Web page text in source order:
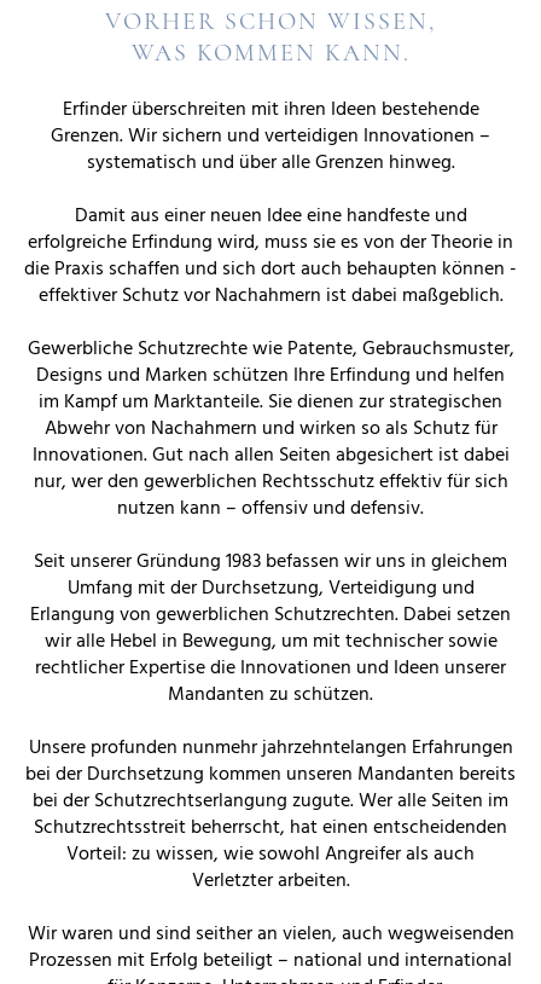
VORHER SCHON WISSEN,
WAS KOMMEN KANN.
Erfinder überschreiten mit ihren Ideen bestehende
Grenzen. Wir sichern und verteidigen Innovationen –
systematisch und über alle Grenzen hinweg.
Damit aus einer neuen Idee eine handfeste und
erfolgreiche Erfindung wird, muss sie es von der Theorie in
die Praxis schaffen und sich dort auch behaupten können -
effektiver Schutz vor Nachahmern ist dabei maßgeblich.
Gewerbliche Schutzrechte wie Patente, Gebrauchsmuster,
Designs und Marken schützen Ihre Erfindung und helfen
im Kampf um Marktanteile. Sie dienen zur strategischen
Abwehr von Nachahmern und wirken so als Schutz für
Innovationen. Gut nach allen Seiten abgesichert ist dabei
nur, wer den gewerblichen Rechtsschutz effektiv für sich
nutzen kann – offensiv und defensiv.
Seit unserer Gründung 1983 befassen wir uns in gleichem
Umfang mit der Durchsetzung, Verteidigung und
Erlangung von gewerblichen Schutzrechten. Dabei setzen
wir alle Hebel in Bewegung, um mit technischer sowie
rechtlicher Expertise die Innovationen und Ideen unserer
Mandanten zu schützen.
Unsere profunden nunmehr jahrzehntelangen Erfahrungen
bei der Durchsetzung kommen unseren Mandanten bereits
bei der Schutzrechtserlangung zugute. Wer alle Seiten im
Schutzrechtsstreit beherrscht, hat einen entscheidenden
Vorteil: zu wissen, wie sowohl Angreifer als auch
Verletzter arbeiten.
Wir waren und sind seither an vielen, auch wegweisenden
Prozessen mit Erfolg beteiligt – national und international